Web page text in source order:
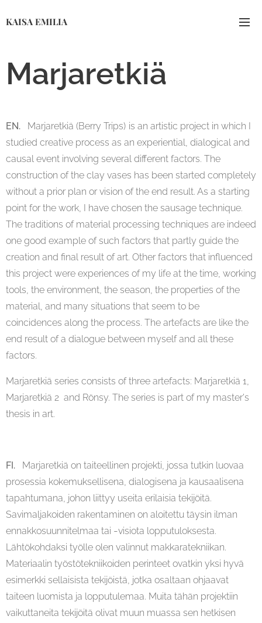
KAISA EMILIA
Marjaretkiä
EN. Marjaretkiä (Berry Trips) is an artistic project in which I
studied creative process as an experiential, dialogical and
causal event involving several different factors. The
construction of the clay vases has been started completely
without a prior plan or vision of the end result. As a starting
point for the work, I have chosen the sausage technique.
The traditions of material processing techniques are indeed
one good example of such factors that partly guide the
creation and final result of art. Other factors that influenced
this project were experiences of my life at the time, working
tools, the environment, the season, the properties of the
material, and many situations that seem to be
coincidences along the process. The artefacts are like the
end result of a dialogue between myself and all these
factors.
Marjaretkiä series consists of three artefacts: Marjaretkiä 1,
Marjaretkiä 2 and Rönsy. The series is part of my master's
thesis in art.
FI. Marjaretkiä on taiteellinen projekti, jossa tutkin luovaa
prosessia kokemuksellisena, dialogisena ja kausaalisena
tapahtumana, johon liittyy useita erilaisia tekijöitä.
Savimaljakoiden rakentaminen on aloitettu täysin ilman
ennakkosuunnitelmaa tai -visiota lopputuloksesta.
Lähtökohdaksi työlle olen valinnut makkaratekniikan.
Materiaalin työstötekniikoiden perinteet ovatkin yksi hyvä
esimerkki sellaisista tekijöistä, jotka osaltaan ohjaavat
taiteen luomista ja lopputulemaa. Muita tähän projektiin
vaikuttaneita tekijöitä olivat muun muassa sen hetkisen